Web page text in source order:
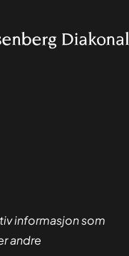
informasjon som
andre